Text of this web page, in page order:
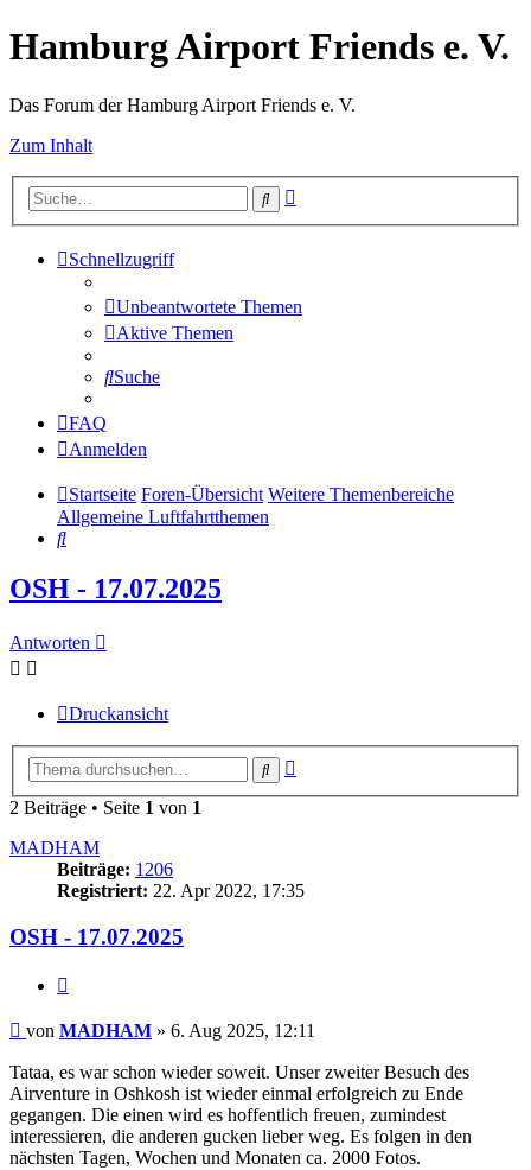
Hamburg Airport Friends e. V.
Das Forum der Hamburg Airport Friends e. V.
Zum Inhalt
Suche
Schnellzugriff
Unbeantwortete Themen
Aktive Themen
Suche
FAQ
Anmelden
Startseite Foren-Übersicht Weitere Themenbereiche
Allgemeine Luftfahrtthemen
Suche
OSH - 17.07.2025
Antworten
Druckansicht
Suche
2 Beiträge • Seite 1 von 1
MADHAM
Beiträge: 1206
Registriert: 22. Apr 2022, 17:35
OSH - 17.07.2025
Beitrag
von MADHAM » 6. Aug 2025, 12:11
Tataa, es war schon wieder soweit. Unser zweiter Besuch des
Airventure in Oshkosh ist wieder einmal erfolgreich zu Ende
gegangen. Die einen wird es hoffentlich freuen, zumindest
interessieren, die anderen gucken lieber weg. Es folgen in den
nächsten Tagen, Wochen und Monaten ca. 2000 Fotos.